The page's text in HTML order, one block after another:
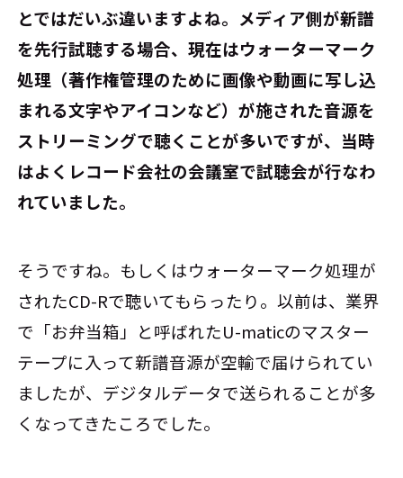
とではだいぶ違いますよね。メディア側が新譜
を先行試聴する場合、現在はウォーターマーク
処理（著作権管理のために画像や動画に写し込
まれる文字やアイコンなど）が施された音源を
ストリーミングで聴くことが多いですが、当時
はよくレコード会社の会議室で試聴会が行なわ
れていました。
そうですね。もしくはウォーターマーク処理が
されたCD-Rで聴いてもらったり。以前は、業界
で「お弁当箱」と呼ばれたU-maticのマスター
テープに入って新譜音源が空輸で届けられてい
ましたが、デジタルデータで送られることが多
くなってきたころでした。